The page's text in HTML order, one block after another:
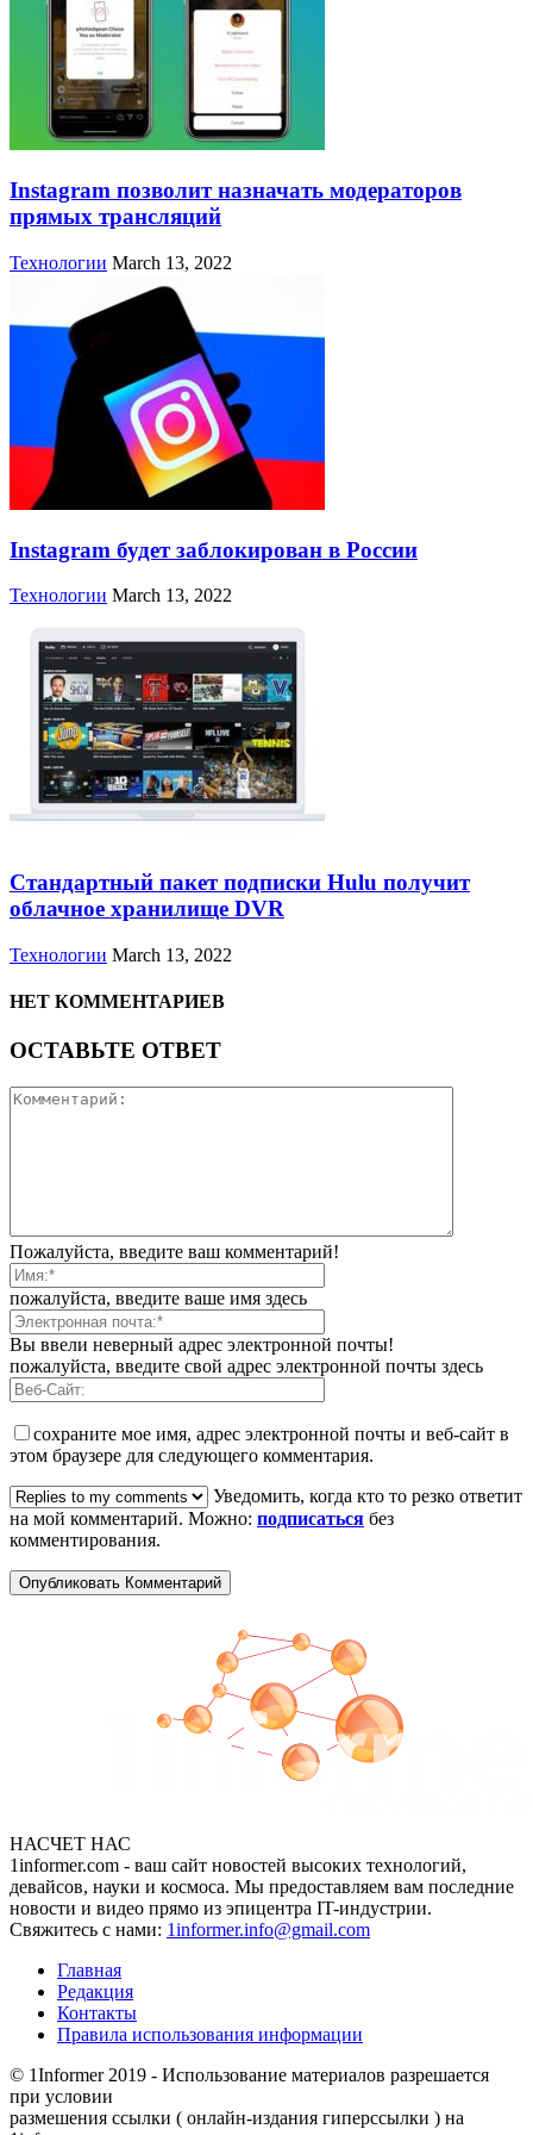
Instagram позволит назначать модераторов
прямых трансляций
Технологии March 13, 2022
Instagram будет заблокирован в России
Технологии March 13, 2022
Стандартный пакет подписки Hulu получит
облачное хранилище DVR
Технологии March 13, 2022
НЕТ КОММЕНТАРИЕВ
ОСТАВЬТЕ ОТВЕТ
Пожалуйста, введите ваш комментарий!
пожалуйста, введите ваше имя здесь
Вы ввели неверный адрес электронной почты!
пожалуйста, введите свой адрес электронной почты здесь
сохраните мое имя, адрес электронной почты и веб-сайт в
этом браузере для следующего комментария.
Уведомить, когда кто то резко ответит
на мой комментарий. Можно: подписаться без
комментирования.
НАСЧЕТ НАС
1informer.com - ваш сайт новостей высоких технологий,
девайсов, науки и космоса. Мы предоставляем вам последние
новости и видео прямо из эпицентра IT-индустрии.
Свяжитесь с нами: 1informer.info@gmail.com
Главная
Редакция
Контакты
Правила использования информации
© 1Informer 2019 - Использование материалов разрешается
при условии
размешения ссылки ( онлайн-издания гиперссылки ) на